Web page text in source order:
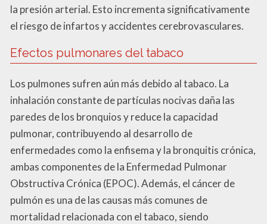
la presión arterial. Esto incrementa significativamente
el riesgo de infartos y accidentes cerebrovasculares.
Efectos pulmonares del tabaco
Los pulmones sufren aún más debido al tabaco. La
inhalación constante de partículas nocivas daña las
paredes de los bronquios y reduce la capacidad
pulmonar, contribuyendo al desarrollo de
enfermedades como la enfisema y la bronquitis crónica,
ambas componentes de la Enfermedad Pulmonar
Obstructiva Crónica (EPOC). Además, el cáncer de
pulmón es una de las causas más comunes de
mortalidad relacionada con el tabaco, siendo